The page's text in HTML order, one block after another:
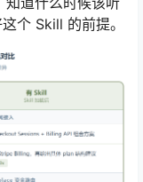
个 Skill 的前提。